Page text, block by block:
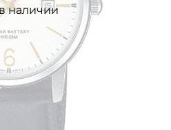
наличии